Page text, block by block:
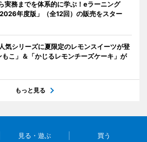
実務までを体系的に学ぶ！eラーニング
2026年度版」（全12回）の販売をスター
気シリーズに夏限定のレモンスイーツが登
こ」＆「かじるレモンチーズケーキ」が
もっと見る
見る・遊ぶ 買う